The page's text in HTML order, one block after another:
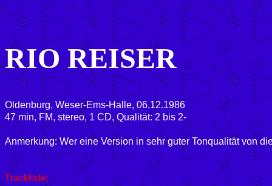
RIO REISER
Oldenburg, Weser-Ems-Halle, 06.12.1986
47 min, FM, stereo, 1 CD, Qualität: 2 bis 2-
Anmerkung: Wer eine Version in sehr guter Tonqualität von
Trackliste: